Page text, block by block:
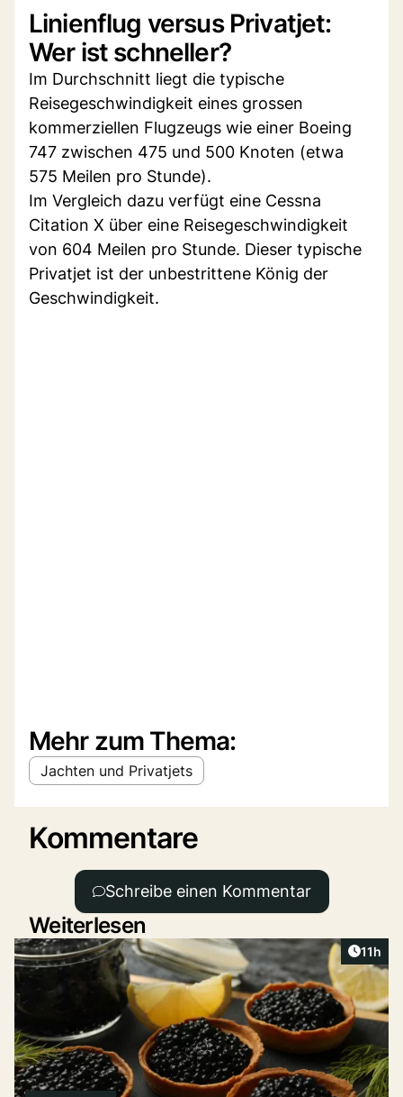
Linienflug versus Privatjet:
Wer ist schneller?
Im Durchschnitt liegt die typische
Reisegeschwindigkeit eines grossen
kommerziellen Flugzeugs wie einer Boeing
747 zwischen 475 und 500 Knoten (etwa
575 Meilen pro Stunde).
Im Vergleich dazu verfügt eine Cessna
Citation X über eine Reisegeschwindigkeit
von 604 Meilen pro Stunde. Dieser typische
Privatjet ist der unbestrittene König der
Geschwindigkeit.
Mehr zum Thema:
Jachten und Privatjets
Kommentare
Schreibe einen Kommentar
Weiterlesen
11h